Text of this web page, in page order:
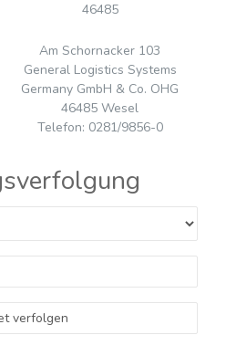
46485
Am Schornacker 103
General Logistics Systems
Germany GmbH & Co. OHG
46485 Wesel
Telefon: 0281/9856-0
verfolgen